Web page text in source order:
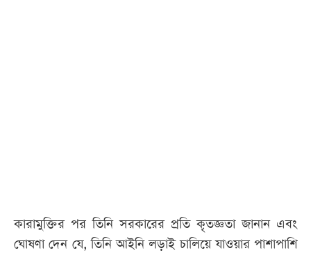
কারামুক্তির পর তিনি সরকারের প্রতি কৃতজ্ঞতা জানান এবং
ঘোষণা দেন যে, তিনি আইনি লড়াই চালিয়ে যাওয়ার পাশাপাশি